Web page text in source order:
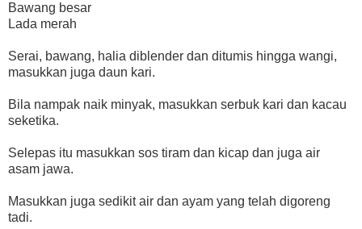
Bawang besar
Lada merah
Serai, bawang, halia diblender dan ditumis hingga wangi,
masukkan juga daun kari.
Bila nampak naik minyak, masukkan serbuk kari dan kacau
seketika.
Selepas itu masukkan sos tiram dan kicap dan juga air
asam jawa.
Masukkan juga sedikit air dan ayam yang telah digoreng
tadi.